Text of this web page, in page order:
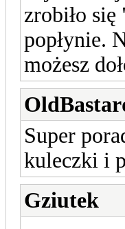
zrobiło
popłynie.
możesz
Super
kuleczki i
Gziutek